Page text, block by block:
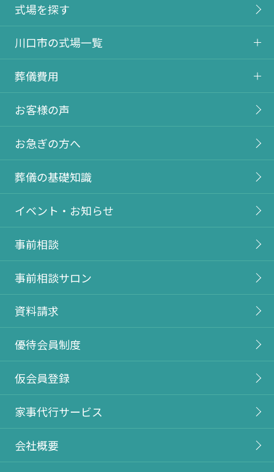
式場を探す
川口市の式場一覧
葬儀費用
お客様の声
お急ぎの方へ
葬儀の基礎知識
イベント・お知らせ
事前相談
事前相談サロン
資料請求
優待会員制度
仮会員登録
家事代行サービス
会社概要